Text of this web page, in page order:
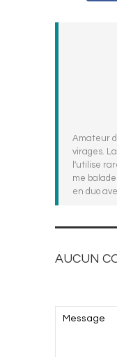
Amateur
virages.
l'utilise
me
en duo
AUCUN